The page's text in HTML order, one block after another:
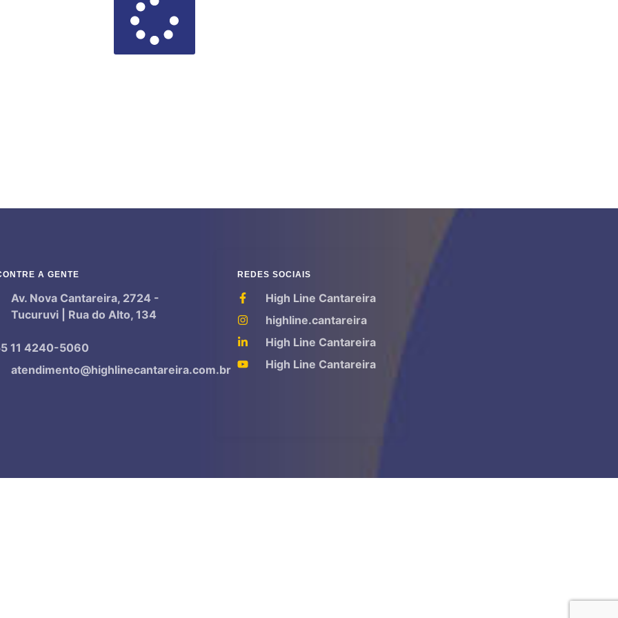
A GENTE
Av. Nova Cantareira, 2724 -
Tucuruvi | Rua do Alto, 134
11 4240-5060
atendimento@highlinecantareira.com.br
REDES SOCIAIS
High Line Cantareira
highline.cantareira
High Line Cantareira
High Line Cantareira